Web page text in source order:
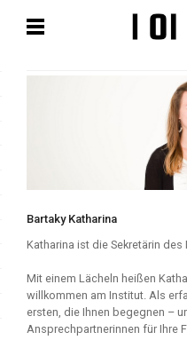
Hauptinhalt
Hauptinhalt
Bartaky Katharina
Katharina ist die Sekretärin des
Mit einem Lächeln heißen
willkommen am Institut. Als
ersten, die Ihnen begegnen –
Ansprechpartnerinnen für Ihre